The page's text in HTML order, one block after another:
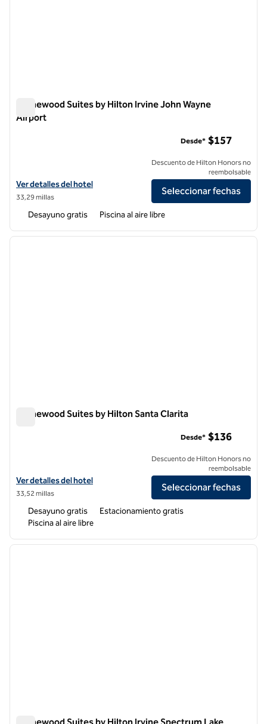
Homewood Suites by Hilton Irvine John Wayne
Airport
Ver detalles del hotel Homewood Suites by Hilton Irvine John
Ver detalles del hotel
33,29 millas
Desde* $157
Descuento de Hilton Honors no
reembolsable
Seleccionar fechas
Desayuno gratis Piscina al aire libre
1 de 12
Homewood Suites by Hilton Santa Clarita
Ver detalles del hotel Homewood Suites by Hilton Santa Clarita
Ver detalles del hotel
33,52 millas
Desde* $136
Descuento de Hilton Honors no
reembolsable
Seleccionar fechas
Desayuno gratis
Estacionamiento gratis
Piscina al aire libre
1 de 12